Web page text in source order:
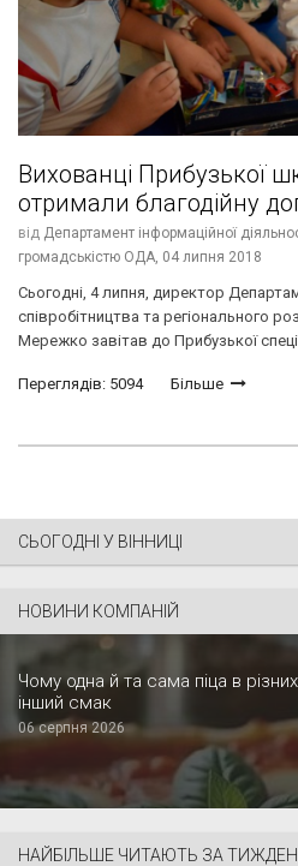
Вихованці Прибузької
отримали благодійну
від Департамент інформаційної
громадськістю ОДА, 04 липня 2018
Сьогодні, 4 липня, директор
співробітництва та регіонального
Мережко завітав до Прибузької
Переглядів: 5094 Більше
СЬОГОДНІ У ВІННИЦІ
НОВИНИ КОМПАНІЙ
Чому одна й та сама піца в
інший смак
06 серпня 2026
НАЙБІЛЬШЕ ЧИТАЮТЬ ЗА